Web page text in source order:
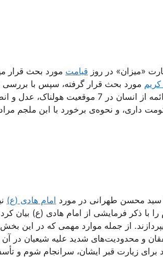
«میزان» در روز قیامت مورد بحث قرار
مورد بحث قرار گرفته، سپس با بررسی
، و دادرسی پیامبر و ائمه از انسان در 7 موقعیت
داری، و نحوه‌ی برخورد با ابن ملجم
سید محسن طهرانی در مورد امام هادی (ع)
را با ذکر فرمایشی از امام هادی (ع) بیان
از جمله موارد مهمی که در این بخش
و محدودیت‌های شدید علیه شیعیان در آن
برای زیارت قبر ایشان، سرانجام شوم و